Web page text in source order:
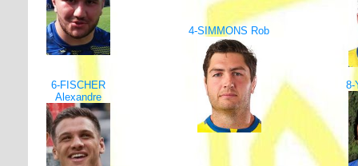
4-SIMMONS Rob
6-FISCHER
Alexandre
8-